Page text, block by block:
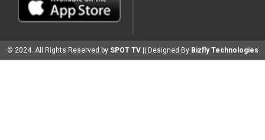
© 2024. All Rights Reserved by SPOT TV || Designed By Bizfly Technologies